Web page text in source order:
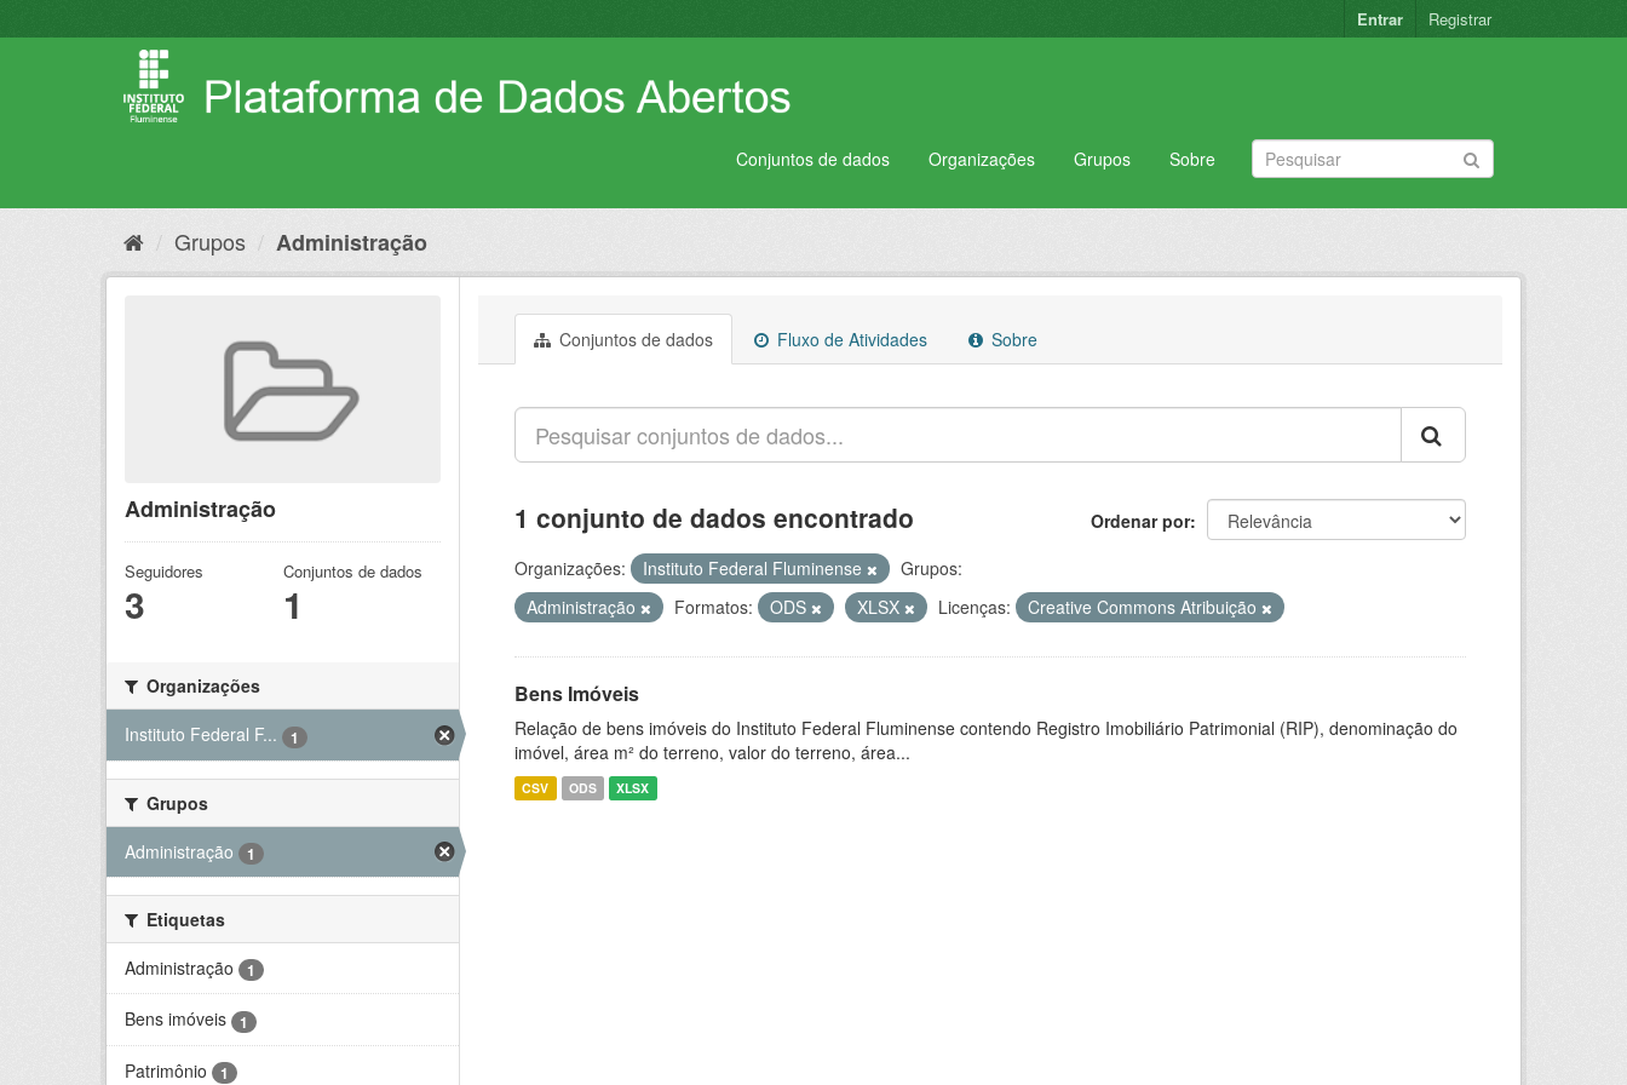
para
Entrar Registrar
Conjuntos de dados Organizações Grupos Sobre
Grupos Administração
Administração
Seguidores
3
Conjuntos de dados
1
Organizações
Instituto Federal F...
1
Grupos
Administração
1
Etiquetas
Administração
1
Bens imóveis 1
Patrimônio 1
Conjuntos de dados Fluxo de Atividades Sobre
Ordenar por
1 conjunto de dados encontrado
Organizações: Instituto Federal Fluminense
Grupos:
Administração
Formatos: ODS XLSX Licenças: Creative Commons Atribuição
Bens Imóveis
Relação de bens imóveis do Instituto Federal Fluminense contendo Registro Imobiliário Patrimonial (RIP), denominação do
imóvel, área m² do terreno, valor do terreno, área...
CSV ODS XLSX